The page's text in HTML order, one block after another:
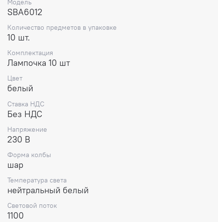
для любых помещений. Лампа светодиодная
энергосберегающая и экономична, при мощности 12W
обеспечивает свечение, сравнимое с традиционной
лампой накаливания, при этом не нагревается, что
доме, в том числе рядом с тканями, шторами и другими
чувствительными материалами. Освещение подходит
для домашних условий, для настольных светильников,
рабочей зоны, для точечных и потолочных систем, в том
Модель
SBA6012
Количество предметов в упаковке
10 шт.
Комплектация
Лампочка 10 шт
Цвет
белый
Ставка НДС
Без НДС
Напряжение
230 В
Форма колбы
шар
Температура света
нейтральный белый
Световой поток
1100